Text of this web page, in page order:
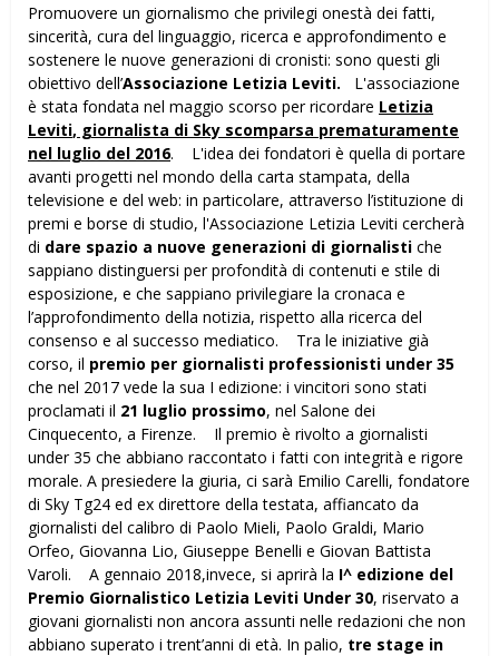
Promuovere un giornalismo che privilegi onestà dei fatti,
sincerità, cura del linguaggio, ricerca e approfondimento e
sostenere le nuove generazioni di cronisti: sono questi gli
obiettivo dell’Associazione Letizia Leviti. L'associazione
è stata fondata nel maggio scorso per ricordare Letizia
Leviti, giornalista di Sky scomparsa prematuramente
nel luglio del 2016. L'idea dei fondatori è quella di portare
avanti progetti nel mondo della carta stampata, della
televisione e del web: in particolare, attraverso l’istituzione di
premi e borse di studio, l'Associazione Letizia Leviti cercherà
di dare spazio a nuove generazioni di giornalisti che
sappiano distinguersi per profondità di contenuti e stile di
esposizione, e che sappiano privilegiare la cronaca e
l’approfondimento della notizia, rispetto alla ricerca del
consenso e al successo mediatico. Tra le iniziative già
corso, il premio per giornalisti professionisti under 35
che nel 2017 vede la sua I edizione: i vincitori sono stati
proclamati il 21 luglio prossimo, nel Salone dei
Cinquecento, a Firenze. Il premio è rivolto a giornalisti
under 35 che abbiano raccontato i fatti con integrità e rigore
morale. A presiedere la giuria, ci sarà Emilio Carelli, fondatore
di Sky Tg24 ed ex direttore della testata, affiancato da
giornalisti del calibro di Paolo Mieli, Paolo Graldi, Mario
Orfeo, Giovanna Lio, Giuseppe Benelli e Giovan Battista
Varoli. A gennaio 2018,invece, si aprirà la I^ edizione del
Premio Giornalistico Letizia Leviti Under 30, riservato a
giovani giornalisti non ancora assunti nelle redazioni che non
abbiano superato i trent’anni di età. In palio, tre stage in